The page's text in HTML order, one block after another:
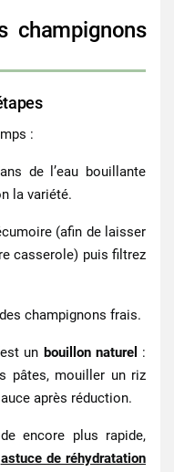
champignons
:
de l’eau bouillante
la variété.
(afin de laisser
casserole) puis filtrez
champignons frais.
un bouillon naturel :
pâtes, mouiller un riz
après réduction.
encore plus rapide,
astuce de réhydratation